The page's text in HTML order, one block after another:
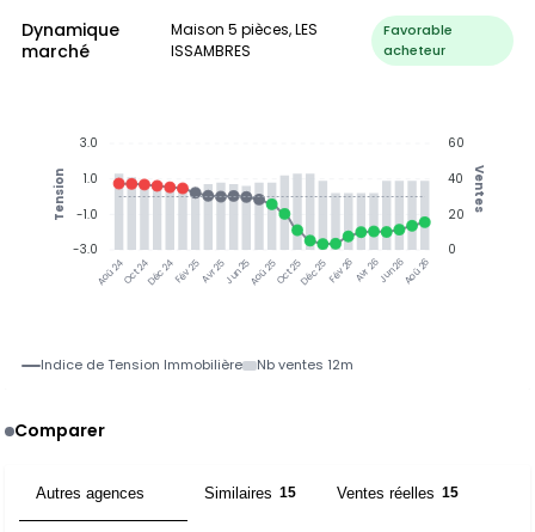
Dynamique
marché
Maison 5 pièces, LES
ISSAMBRES
Favorable
acheteur
Aoû 24Oct 24Déc 24Fév 25Avr 25Jun 25Aoû 25Oct 25Déc 25Fév 26Avr 26Jun 26Aoû 26
60
40
20
0
Ventes
3.0
1.0
-1.0
-3.0
Tension
Indice de Tension Immobilière Nb ventes 12m
Comparer
Autres agences Similaires 15 Ventes réelles 15